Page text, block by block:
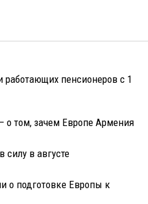
работающих пенсионеров с 1
том, зачем Европе Армения
в августе
о подготовке Европы к